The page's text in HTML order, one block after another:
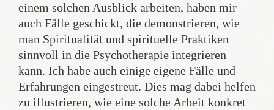
einem solchen Ausblick arbeiten, haben mir
auch Fälle geschickt, die demonstrieren, wie
man Spiritualität und spirituelle Praktiken
sinnvoll in die Psychotherapie integrieren
kann. Ich habe auch einige eigene Fälle und
Erfahrungen eingestreut. Dies mag dabei helfen
zu illustrieren, wie eine solche Arbeit konkret